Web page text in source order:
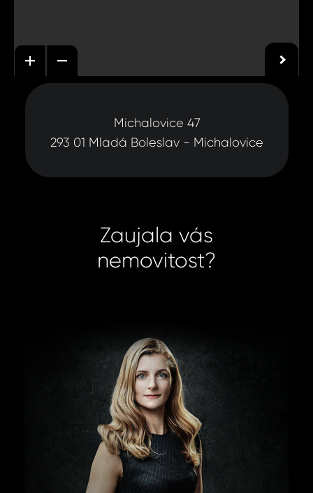
Michalovice 47
293 01 Mladá Boleslav - Michalovice
Zaujala vás
nemovitost?